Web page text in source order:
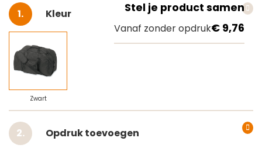
Stel je product samen
Vanaf zonder opdruk€ 9,76
Selecteer
Kleur
Zwart
Opdruk toevoegen